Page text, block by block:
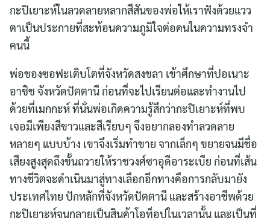
กะปิเยาะห์ในลวดลายหลากสีสันของพ่อให้เราฟังด้วยแวว
ตาเป็นประกายที่สะท้อนความภูมิใจต่อคนในความทรงจำ
คนนี้
พ่อของซอฟะเติบโตที่จังหวัดสงขลา เข้าศึกษาที่ปอเนาะ
อาชิช จังหวัดปัตตานี ก่อนที่จะไปเรียนต่อและทำงานไป
ด้วยที่เมกกะห์ ที่นั่นพ่อเกิดความรู้สึกว่ากะปิเยาะห์ที่พบ
เจอมีเพียงสีขาวและสีเรียบๆ จึงอยากลองทำลวดลาย
หลายๆ แบบบ้าง เขาจึงเริ่มทำขาย จากเล็กๆ ขยายจนมีชื่อ
เสียงสูงสุดถึงขั้นถวายให้ราชวงศ์ซาอุดีอาระเบีย ก่อนที่เส้น
ทางชีวิตจะดำเนินมาสู่ทางเลือกอีกทางคือการกลับมายัง
ประเทศไทย ปักหลักที่จังหวัดปัตตานี และสร้างอาชีพด้วย
กะปิเยาะห์จนกลายเป็นสินค้าโอท็อปในเวลานั้น และเป็นที่